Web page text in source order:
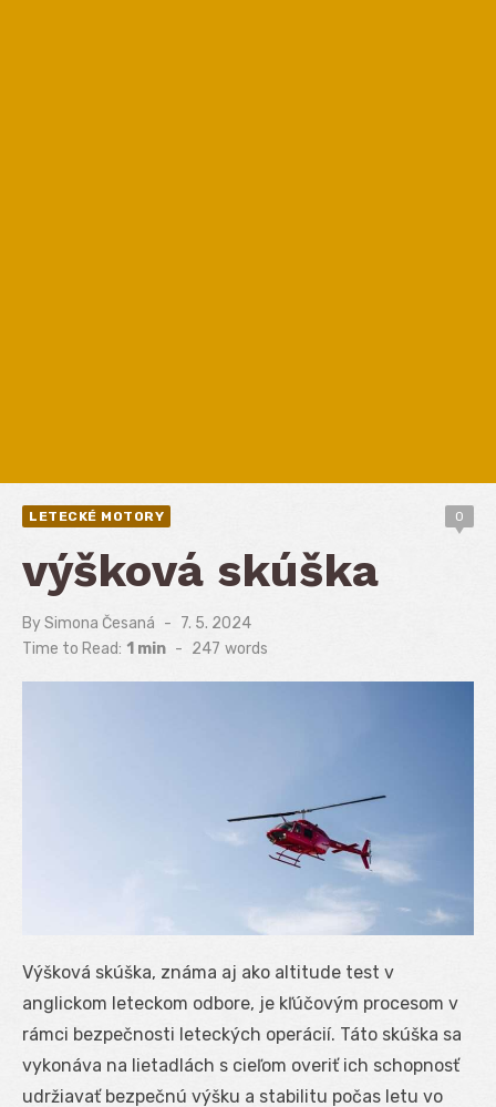
LETECKÉ MOTORY 0
výšková skúška
BySimona Česaná
Posted
on
7. 5. 2024
Time to Read: 1 min - 247 words
Výšková skúška, známa aj ako altitude test v
anglickom leteckom odbore, je kľúčovým procesom v
rámci bezpečnosti leteckých operácií. Táto skúška sa
vykonáva na lietadlách s cieľom overiť ich schopnosť
udržiavať bezpečnú výšku a stabilitu počas letu vo